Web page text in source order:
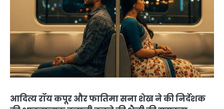
आदित्य रॉय कपूर और फातिमा सना शेख ने की निर्देशक